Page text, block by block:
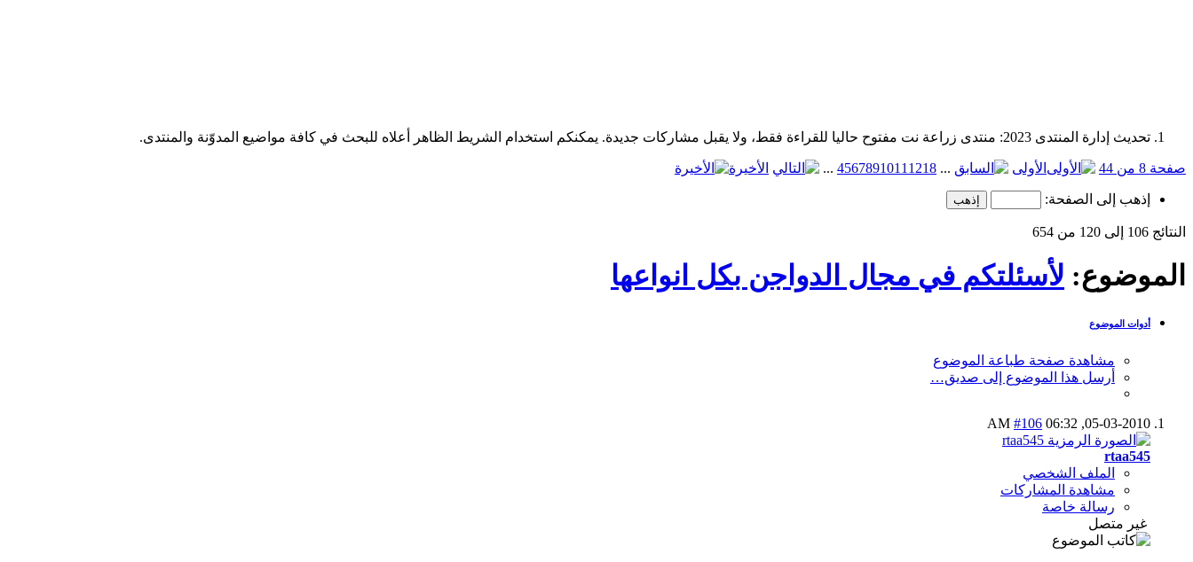
تحديث إدارة المنتدى 2023: منتدى زراعة نت مفتوح حاليا للقراءة فقط، ولا يقبل مشاركات جديدة. يمكنكم استخدام الشريط الظاهر أعلاه للبحث في كافة مواضيع المدوّنة والمنتدى.
صفحة 8 من 44 الأولى ...
4567891011 1218
... الأخيرة
إذهب إلى الصفحة:
النتائج 106 إلى 120 من 654
الموضوع: لأسئلتكم في مجال الدواجن بكل انواعها
أدوات الموضوع
مشاهدة صفحة طباعة الموضوع
أرسل هذا الموضوع إلى صديق…
05-03-2010,
06:32 AM
#106
rtaa545
الملف الشخصي
مشاهدة المشاركات
رسالة خاصة
غير متصل